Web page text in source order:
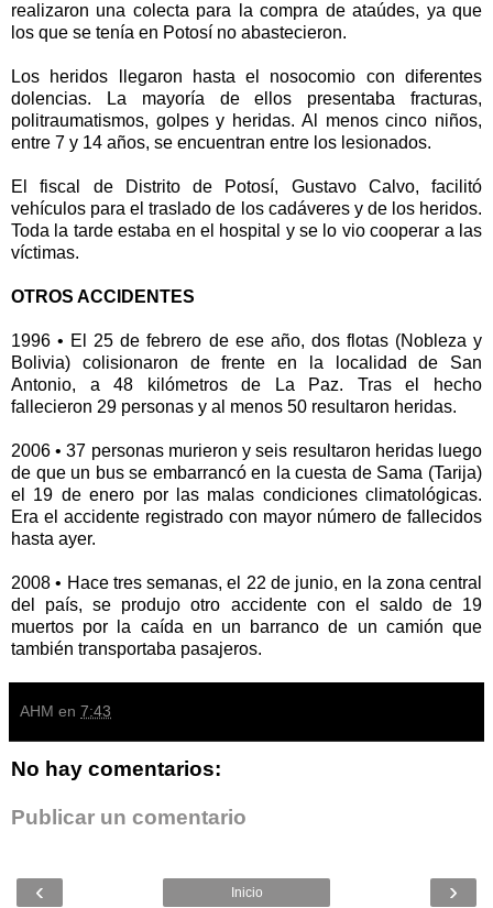
realizaron una colecta para la compra de ataúdes, ya que
los que se tenía en Potosí no abastecieron.
Los heridos llegaron hasta el nosocomio con diferentes
dolencias. La mayoría de ellos presentaba fracturas,
politraumatismos, golpes y heridas. Al menos cinco niños,
entre 7 y 14 años, se encuentran entre los lesionados.
El fiscal de Distrito de Potosí, Gustavo Calvo, facilitó
vehículos para el traslado de los cadáveres y de los heridos.
Toda la tarde estaba en el hospital y se lo vio cooperar a las
víctimas.
OTROS ACCIDENTES
1996 • El 25 de febrero de ese año, dos flotas (Nobleza y
Bolivia) colisionaron de frente en la localidad de San
Antonio, a 48 kilómetros de La Paz. Tras el hecho
fallecieron 29 personas y al menos 50 resultaron heridas.
2006 • 37 personas murieron y seis resultaron heridas luego
de que un bus se embarrancó en la cuesta de Sama (Tarija)
el 19 de enero por las malas condiciones climatológicas.
Era el accidente registrado con mayor número de fallecidos
hasta ayer.
2008 • Hace tres semanas, el 22 de junio, en la zona central
del país, se produjo otro accidente con el saldo de 19
muertos por la caída en un barranco de un camión que
también transportaba pasajeros.
AHM en 7:43
No hay comentarios:
Publicar un comentario
‹ ›
Inicio